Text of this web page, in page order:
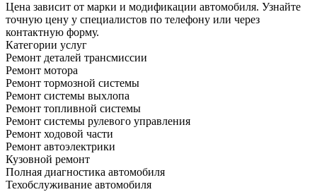
Цена зависит от марки и модификации автомобиля. Узнайте
точную цену у специалистов по телефону или через
контактную форму.
Категории услуг
Ремонт деталей трансмиссии
Ремонт мотора
Ремонт тормозной системы
Ремонт системы выхлопа
Ремонт топливной системы
Ремонт системы рулевого управления
Ремонт ходовой части
Ремонт автоэлектрики
Кузовной ремонт
Полная диагностика автомобиля
Техобслуживание автомобиля